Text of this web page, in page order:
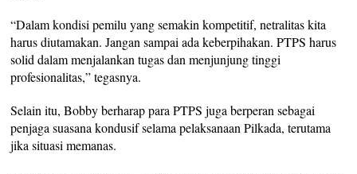
“Dalam kondisi pemilu yang semakin kompetitif, netralitas kita
harus diutamakan. Jangan sampai ada keberpihakan. PTPS harus
solid dalam menjalankan tugas dan menjunjung tinggi
profesionalitas,” tegasnya.
Selain itu, Bobby berharap para PTPS juga berperan sebagai
penjaga suasana kondusif selama pelaksanaan Pilkada, terutama
jika situasi memanas.